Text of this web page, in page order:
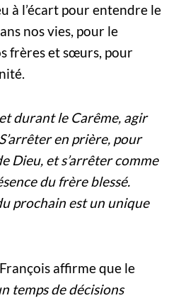
à l’écart pour entendre le
nos vies, pour le
frères et sœurs, pour
durant le Carême, agir
en prière, pour
Dieu, et s’arrêter comme
du frère blessé.
prochain est un unique
affirme que le
temps de décisions